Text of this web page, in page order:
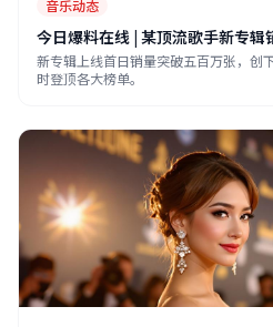
音乐动态
今日爆料在线 | 某顶流歌手新专
新专辑上线首日销量突破五百万张，创
时登顶各大榜单。